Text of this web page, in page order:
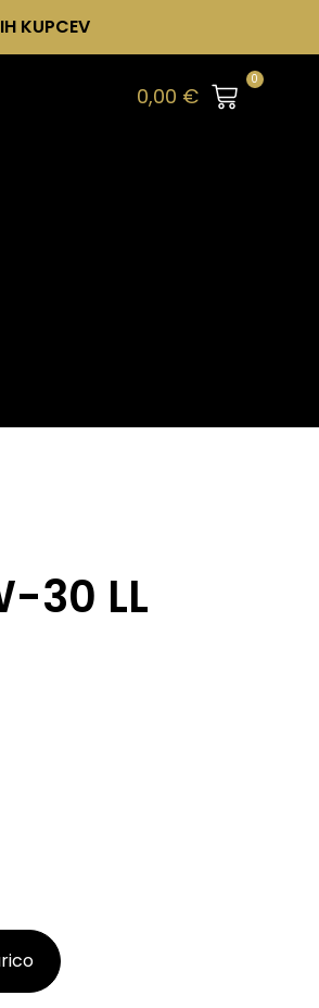
KUPCEV
0,00 €
0
30 LL